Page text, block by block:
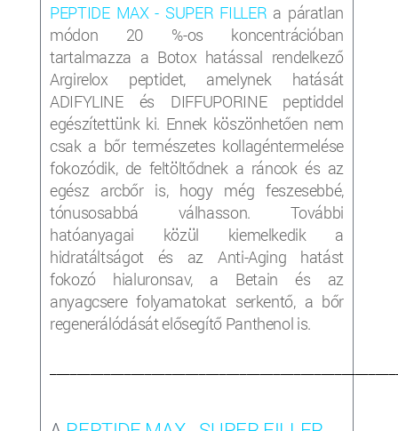
PEPTIDE MAX - SUPER FILLER a páratlan
módon 20 %-os koncentrációban
tartalmazza a Botox hatással rendelkező
Argirelox peptidet, amelynek hatását
ADIFYLINE és DIFFUPORINE peptiddel
egészítettünk ki. Ennek köszönhetően nem
csak a bőr természetes kollagéntermelése
fokozódik, de feltöltődnek a ráncok és az
egész arcbőr is, hogy még feszesebbé,
tónusosabbá válhasson. További
hatóanyagai közül kiemelkedik a
hidratáltságot és az Anti-Aging hatást
fokozó hialuronsav, a Betain és az
anyagcsere folyamatokat serkentő, a bőr
regenerálódását elősegítő Panthenol is.